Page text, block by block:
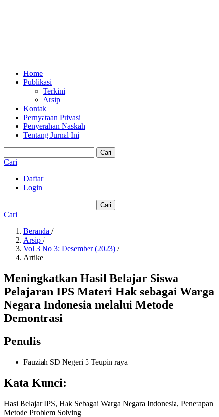
Home
Publikasi
Terkini
Arsip
Kontak
Pernyataan Privasi
Penyerahan Naskah
Tentang Jurnal Ini
Cari
Cari
Daftar
Login
Cari
Cari
Beranda /
Arsip /
Vol 3 No 3: Desember (2023) /
Artikel
Meningkatkan Hasil Belajar Siswa
Pelajaran IPS Materi Hak sebagai Warga
Negara Indonesia melalui Metode
Demontrasi
Penulis
Fauziah SD Negeri 3 Teupin raya
Kata Kunci:
Hasi Belajar IPS, Hak Sebagai Warga Negara Indonesia, Penerapan
Metode Problem Solving